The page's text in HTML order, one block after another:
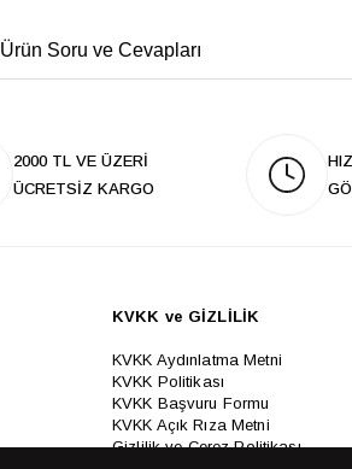
Ürün Soru ve Cevapları
2000 TL VE ÜZERİ
ÜCRETSİZ KARGO
KVKK ve GİZLİLİK
KVKK Aydınlatma Metni
KVKK Politikası
KVKK Başvuru Formu
KVKK Açık Rıza Metni
Gizlilik ve Çerez Politikası